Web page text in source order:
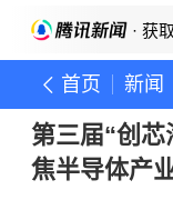
· 获
首页 新闻
第三届“创
焦半导体产